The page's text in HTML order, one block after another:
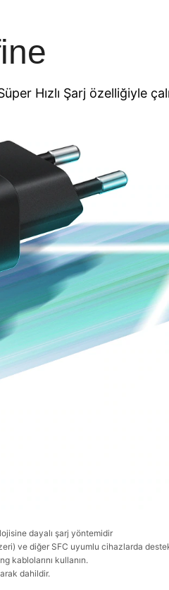
Hızlı Şarj özelliğiyle
dayalı şarj yöntemidir
ve diğer SFC uyumlu cihazlarda
kablolarını kullanın.
dahildir.